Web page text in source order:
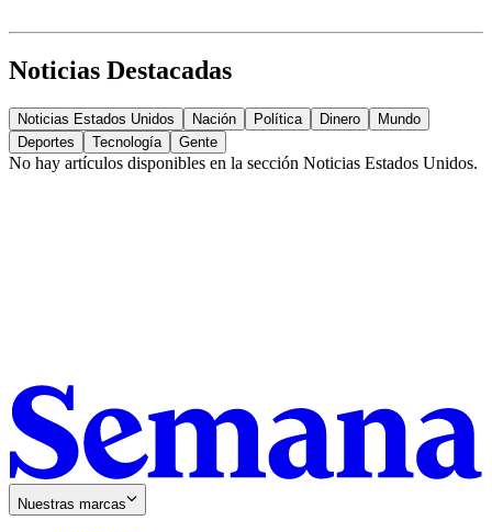
Noticias Destacadas
Noticias Estados Unidos Nación Política Dinero
Mundo
Deportes
Tecnología Gente
No hay artículos disponibles en la sección Noticias Estados Unidos.
Nuestras marcas